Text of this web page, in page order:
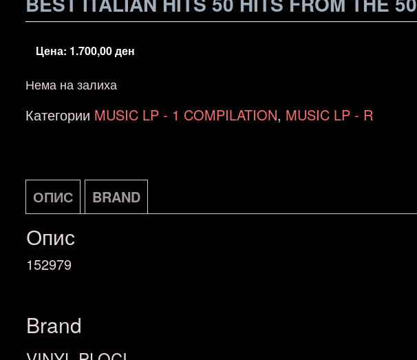
Цена: 1.700,00ден
Нема на залиха
Категории MUSIC LP - 1 COMPILATION, MUSIC LP - R
ОПИС BRAND
Опис
152979
Brand